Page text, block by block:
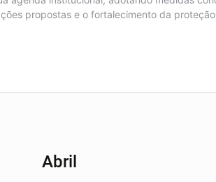
Abril